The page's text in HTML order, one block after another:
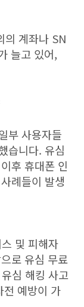
의 계좌나 SN
늘고 있어,
부 사용자들
습니다. 유심
후 휴대폰 인
례들이 발생
및 피해자
로 유심 무료
심 해킹 사고
전 예방이 가